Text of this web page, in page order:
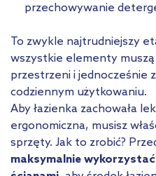
przechowywanie
To zwykle najtrudniejszy
wszystkie elementy
przestrzeni i jednocześnie
codziennym użytkowaniu.
Aby łazienka zachowała
ergonomiczna, musisz
sprzęty. Jak to zrobić?
maksymalnie